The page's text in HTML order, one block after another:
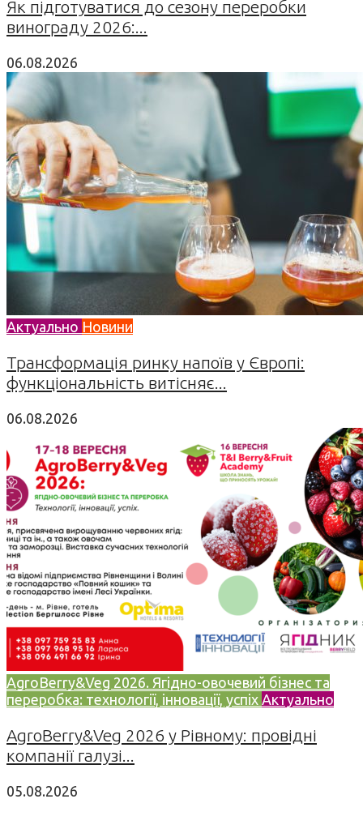
Як підготуватися до сезону переробки
винограду 2026:...
06.08.2026
Актуально Новини
Трансформація ринку напоїв у Європі:
функціональність витісняє...
06.08.2026
AgroBerry&Veg 2026. Ягідно-овочевий бізнес та
переробка: технології, інновації, успіх Актуально
AgroBerry&Veg 2026 у Рівному: провідні
компанії галузі...
05.08.2026